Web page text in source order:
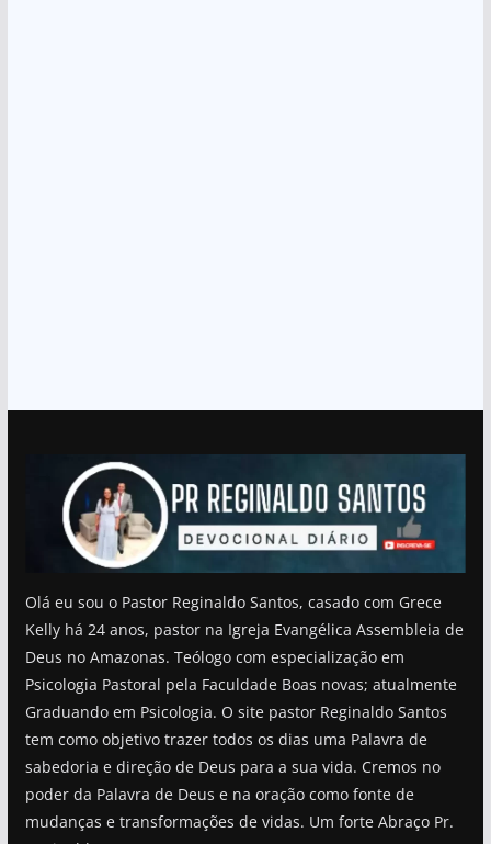
Olá eu sou o Pastor Reginaldo Santos, casado com Grece
Kelly há 24 anos, pastor na Igreja Evangélica Assembleia de
Deus no Amazonas. Teólogo com especialização em
Psicologia Pastoral pela Faculdade Boas novas; atualmente
Graduando em Psicologia. O site pastor Reginaldo Santos
tem como objetivo trazer todos os dias uma Palavra de
sabedoria e direção de Deus para a sua vida. Cremos no
poder da Palavra de Deus e na oração como fonte de
mudanças e transformações de vidas. Um forte Abraço Pr.